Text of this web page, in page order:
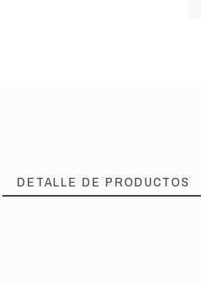
DETALLE DE PRODUCTOS